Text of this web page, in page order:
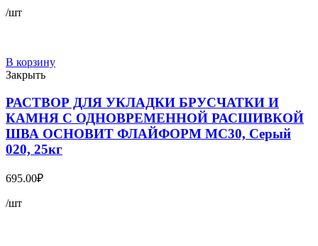
/шт
В корзину
Закрыть
РАСТВОР ДЛЯ УКЛАДКИ БРУСЧАТКИ И
КАМНЯ С ОДНОВРЕМЕННОЙ РАСШИВКОЙ
ШВА ОСНОВИТ ФЛАЙФОРМ MC30, Серый
020, 25кг
695.00₽
/шт